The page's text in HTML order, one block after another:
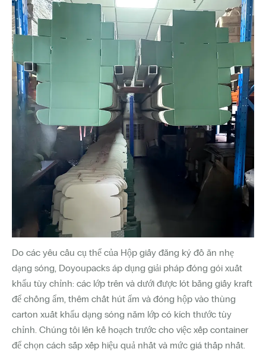
Do các yêu cầu cụ thể của Hộp giấy đăng ký đồ ăn nhẹ
dạng sóng, Doyoupacks áp dụng giải pháp đóng gói xuất
khẩu tùy chỉnh: các lớp trên và dưới được lót bằng giấy kraft
để chống ẩm, thêm chất hút ẩm và đóng hộp vào thùng
carton xuất khẩu dạng sóng năm lớp có kích thước tùy
chỉnh. Chúng tôi lên kế hoạch trước cho việc xếp container
để chọn cách sắp xếp hiệu quả nhất và mức giá thấp nhất.